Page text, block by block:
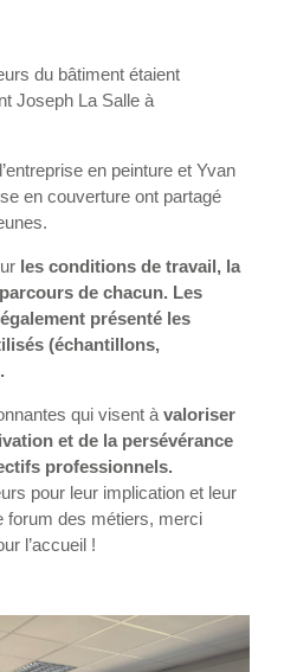
du bâtiment étaient
Joseph La Salle à
en peinture et Yvan
en couverture ont partagé
les conditions de travail, la
de chacun. Les
présenté les
(échantillons,
qui visent à valoriser
et de la persévérance
professionnels.
pour leur implication et leur
forum des métiers, merci
l’accueil !